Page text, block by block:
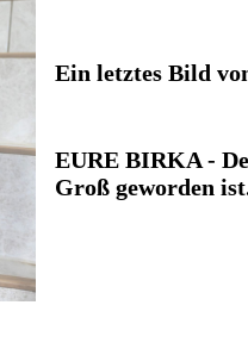
Ein letztes Bild
EURE BIRKA -
Groß geworden